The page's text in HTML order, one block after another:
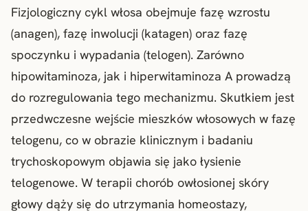
Fizjologiczny cykl włosa obejmuje fazę wzrostu
(anagen), fazę inwolucji (katagen) oraz fazę
spoczynku i wypadania (telogen). Zarówno
hipowitaminoza, jak i hiperwitaminoza A prowadzą
do rozregulowania tego mechanizmu. Skutkiem jest
przedwczesne wejście mieszków włosowych w fazę
telogenu, co w obrazie klinicznym i badaniu
trychoskopowym objawia się jako łysienie
telogenowe. W terapii chorób owłosionej skóry
głowy dąży się do utrzymania homeostazy,